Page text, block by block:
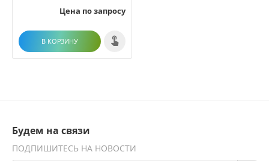
Цена по запросу
В КОРЗИНУ
Будем на связи
ПОДПИШИТЕСЬ НА НОВОСТИ